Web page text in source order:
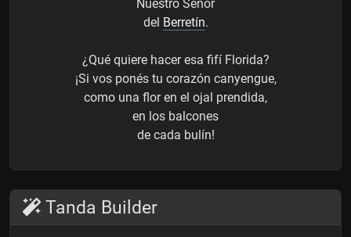
Nuestro Señor
del Berretín.
¿Qué quiere hacer esa fifí Florida?
¡Si vos ponés tu corazón canyengue,
como una flor en el ojal prendida,
en los balcones
de cada bulín!
Tanda Builder